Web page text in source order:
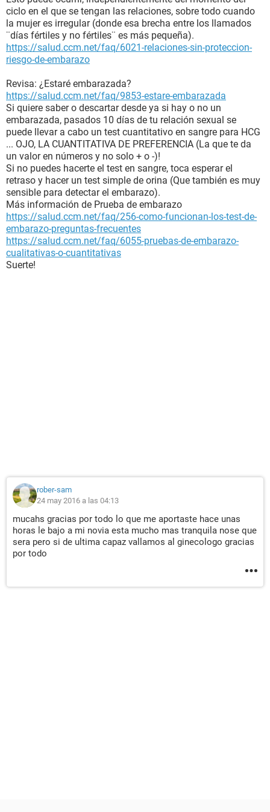
ciclo en el que se tengan las relaciones, sobre todo cuando
la mujer es irregular (donde esa brecha entre los llamados
¨días fértiles y no fértiles¨ es más pequeña).
https://salud.ccm.net/faq/6021-relaciones-sin-proteccion-
riesgo-de-embarazo
Revisa: ¿Estaré embarazada?
https://salud.ccm.net/faq/9853-estare-embarazada
Si quiere saber o descartar desde ya si hay o no un
embarazada, pasados 10 días de tu relación sexual se
puede llevar a cabo un test cuantitativo en sangre para HCG
... OJO, LA CUANTITATIVA DE PREFERENCIA (La que te da
un valor en números y no solo + o -)!
Si no puedes hacerte el test en sangre, toca esperar el
retraso y hacer un test simple de orina (Que también es muy
sensible para detectar el embarazo).
Más información de Prueba de embarazo
https://salud.ccm.net/faq/256-como-funcionan-los-test-de-
embarazo-preguntas-frecuentes
https://salud.ccm.net/faq/6055-pruebas-de-embarazo-
cualitativas-o-cuantitativas
Suerte!
rober-sam
24 may 2016 a las 04:13
mucahs gracias por todo lo que me aportaste hace unas
horas le bajo a mi novia esta mucho mas tranquila nose que
sera pero si de ultima capaz vallamos al ginecologo gracias
por todo